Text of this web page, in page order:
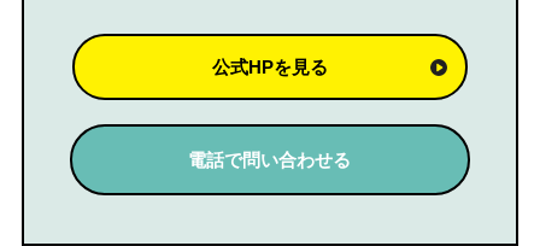
公式HPを見る
電話で問い合わせる